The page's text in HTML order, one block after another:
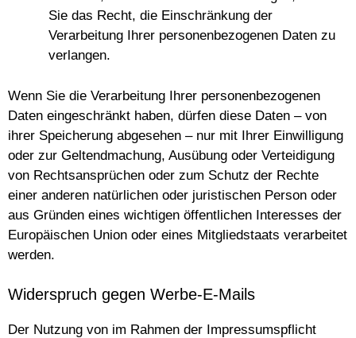
Sie das Recht, die Einschränkung der
Verarbeitung Ihrer personenbezogenen Daten zu
verlangen.
Wenn Sie die Verarbeitung Ihrer personenbezogenen
Daten eingeschränkt haben, dürfen diese Daten – von
ihrer Speicherung abgesehen – nur mit Ihrer Einwilligung
oder zur Geltendmachung, Ausübung oder Verteidigung
von Rechtsansprüchen oder zum Schutz der Rechte
einer anderen natürlichen oder juristischen Person oder
aus Gründen eines wichtigen öffentlichen Interesses der
Europäischen Union oder eines Mitgliedstaats verarbeitet
werden.
Widerspruch gegen Werbe-E-Mails
Der Nutzung von im Rahmen der Impressumspflicht